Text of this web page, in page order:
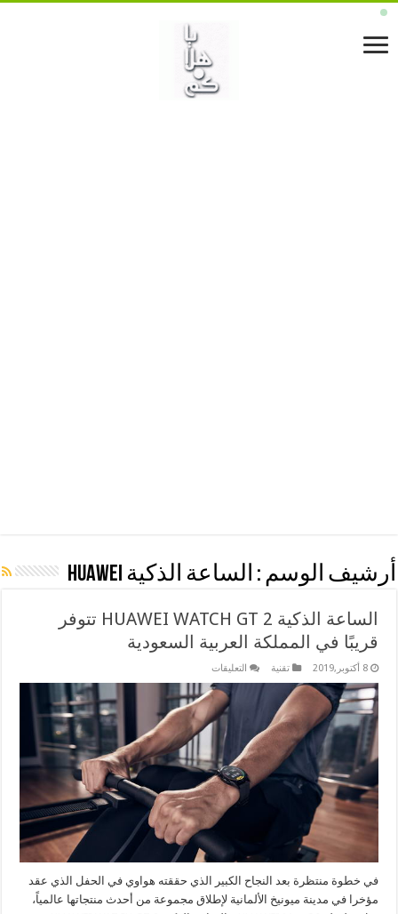
أرشيف الوسم : الساعة الذكية HUAWEI
الساعة الذكية HUAWEI WATCH GT 2 تتوفر
قريبًا في المملكة العربية السعودية
8 أكتوبر,2019 تقنية التعليقاتعلى
الذكية
HUAWEI
WATCH
GT
2
تتوفر
قريبًا
في
المملكة
العربية
السعودية
مغلقة
في خطوة منتظرة بعد النجاح الكبير الذي حققته هواوي في الحفل الذي عقد
مؤخرا في مدينة ميونيخ الألمانية لإطلاق مجموعة من أحدث منتجاتها عالمياً،